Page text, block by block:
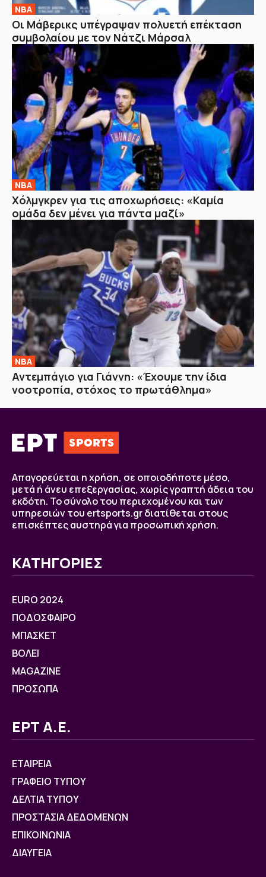
NBA
Οι Μάβερικς υπέγραψαν πολυετή επέκταση
συμβολαίου με τον Νάτζι Μάρσαλ
NBA
Χόλμγκρεν για τις αποχωρήσεις: «Καμία
ομάδα δεν μένει για πάντα μαζί»
NBA
Αντεμπάγιο για Γιάννη: «Έχουμε την ίδια
νοοτροπία, στόχος το πρωτάθλημα»
Απαγορεύεται η χρήση, σε οποιοδήποτε μέσο,
μετά ή άνευ επεξεργασίας, χωρίς γραπτή άδεια του
εκδότη. Το σύνολο του περιεχομένου και των
υπηρεσιών του ertsports.gr διατίθεται στους
επισκέπτες αυστηρά για προσωπική χρήση.
ΚΑΤΗΓΟΡΙΕΣ
EURO 2024
ΠΟΔΟΣΦΑΙΡΟ
ΜΠΑΣΚΕΤ
ΒOΛΕΙ
MAGAZINE
ΠΡΟΣΩΠΑ
ΕΡΤ Α.Ε.
ΕΤΑΙΡΕΙΑ
ΓΡΑΦΕΙΟ ΤΥΠΟΥ
ΔΕΛΤΙΑ ΤΥΠΟΥ
ΠΡΟΣΤΑΣΙΑ ΔΕΔΟΜΕΝΩΝ
ΕΠΙΚΟΙΝΩΝΙΑ
ΔΙΑΥΓΕΙΑ